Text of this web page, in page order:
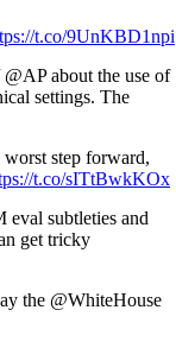
t.co/9UnKBD1npi
about the use of
settings. The
step forward,
t.co/sITtBwkKOx
eval subtleties and
get tricky
the @WhiteHouse